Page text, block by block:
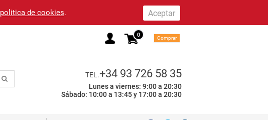
politica de cookies.
0 Comprar
TEL.+34 93 726 58 35
Lunes a viernes: 9:00 a 20:30
Sábado: 10:00 a 13:45 y 17:00 a 20:30